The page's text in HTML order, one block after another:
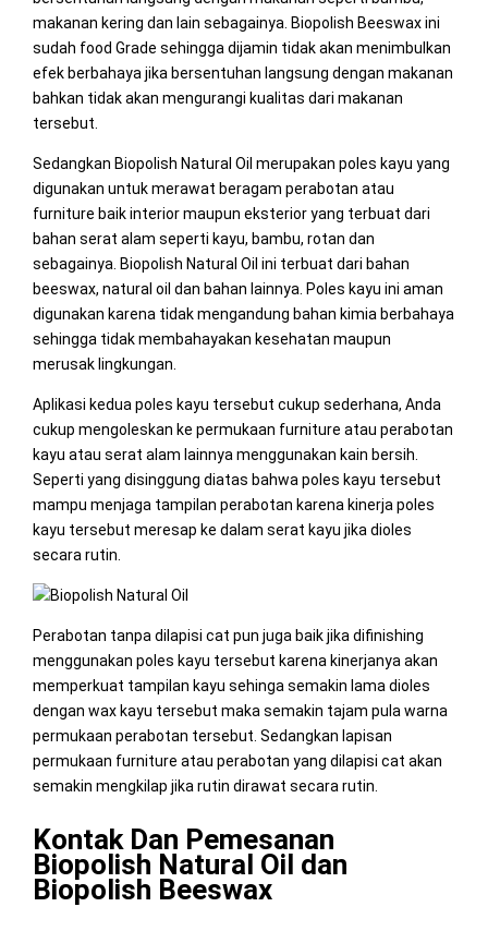
makanan kering dan lain sebagainya. Biopolish Beeswax ini
sudah food Grade sehingga dijamin tidak akan menimbulkan
efek berbahaya jika bersentuhan langsung dengan makanan
bahkan tidak akan mengurangi kualitas dari makanan
tersebut.
Sedangkan Biopolish Natural Oil merupakan poles kayu yang
digunakan untuk merawat beragam perabotan atau
furniture baik interior maupun eksterior yang terbuat dari
bahan serat alam seperti kayu, bambu, rotan dan
sebagainya. Biopolish Natural Oil ini terbuat dari bahan
beeswax, natural oil dan bahan lainnya. Poles kayu ini aman
digunakan karena tidak mengandung bahan kimia berbahaya
sehingga tidak membahayakan kesehatan maupun
merusak lingkungan.
Aplikasi kedua poles kayu tersebut cukup sederhana, Anda
cukup mengoleskan ke permukaan furniture atau perabotan
kayu atau serat alam lainnya menggunakan kain bersih.
Seperti yang disinggung diatas bahwa poles kayu tersebut
mampu menjaga tampilan perabotan karena kinerja poles
kayu tersebut meresap ke dalam serat kayu jika dioles
secara rutin.
Perabotan tanpa dilapisi cat pun juga baik jika difinishing
menggunakan poles kayu tersebut karena kinerjanya akan
memperkuat tampilan kayu sehinga semakin lama dioles
dengan wax kayu tersebut maka semakin tajam pula warna
permukaan perabotan tersebut. Sedangkan lapisan
permukaan furniture atau perabotan yang dilapisi cat akan
semakin mengkilap jika rutin dirawat secara rutin.
Kontak Dan Pemesanan
Biopolish Natural Oil dan
Biopolish Beeswax